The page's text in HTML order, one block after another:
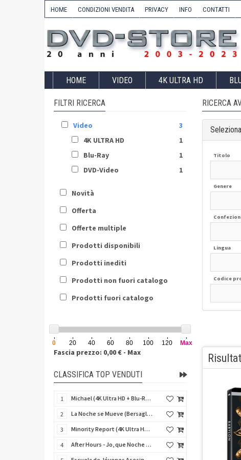
HOME CONDIZIONI VENDITA PRIVACY INFO CONTATTI
HOME VIDEO 4K ULTRA HD
RICERCA
Titolo
Genere
Lingua
Codice
FILTRI RICERCA
Video
3
4K ULTRA HD
1
Blu-Ray
1
DVD-Video
1
Novità
Offerta
Offerte multiple
Prodotti disponibili
Prodotti inediti
Prodotti non fuori catalogo
Prodotti fuori catalogo
0 20 40 60 80 100 120 Max
Fascia prezzo: 0,00 € - Max
CLASSIFICA TOP VENDUTI
1 Michael (4K Ultra HD + Blu-Ray Disc - SteelBook)
2 La Noche se Mueve (Bersaglio di notte) (Import Spain) (Blu-Ray Disc)
3 Minority Report (4K Ultra HD + Blu-Ray Disc - SteelBook)
4 After Hours - Jo, que Noche (Fuori orario) (Import Spain) (Blu-Ray Disc)